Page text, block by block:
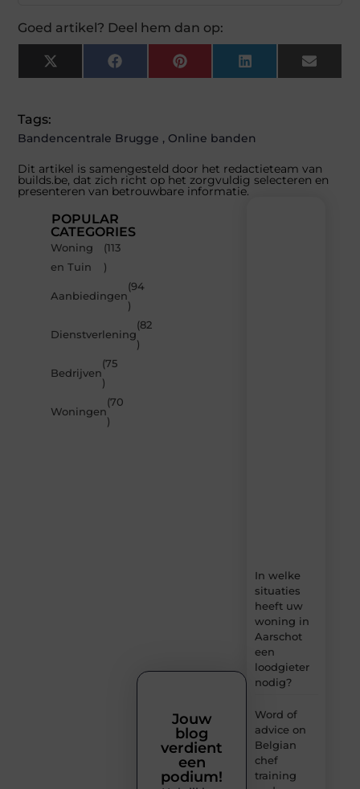
Goed artikel? Deel hem dan op:
X
(Twitter)
FacebookPinterestLinkedInEmail
Tags:
Bandencentrale Brugge , Online banden
Dit artikel is samengesteld door het redactieteam van
builds.be, dat zich richt op het zorgvuldig selecteren en
presenteren van betrouwbare informatie.
POPULAR
CATEGORIES
Woning
en Tuin
(113
)
Aanbiedingen
(94
)
Dienstverlening
(82
)
Bedrijven
(75
)
Woningen
(70
)
In welke
situaties
heeft uw
woning in
Aarschot
een
loodgieter
nodig?
Word of
advice on
Belgian
chef
training
Jouw
blog
verdient
een
podium!